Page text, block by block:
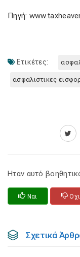
Πηγή:
Ετικέτες:
ασφαλιστικες
Ηταν αυτό
Ναι Οχι
Σχετικά